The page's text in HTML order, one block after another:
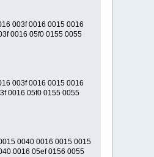
003f 0016 0015 0016
0016 05f0 0155 0055
003f 0016 0015 0016
0016 05f0 0155 0055
0040 0016 0015 0015
0016 05ef 0156 0055